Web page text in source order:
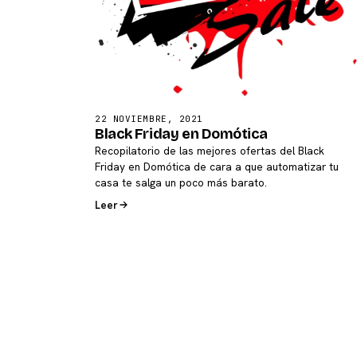
22 NOVIEMBRE, 2021
Black Friday en Domótica
Recopilatorio de las mejores ofertas del Black
Friday en Domótica de cara a que automatizar tu
casa te salga un poco más barato.
Leer